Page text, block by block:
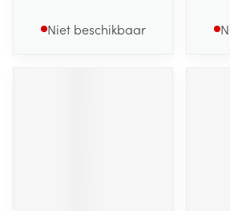
Niet beschikbaar